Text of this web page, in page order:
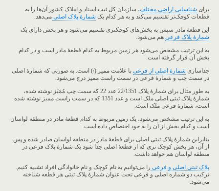
برای شناسایی اراضی مختلف، سازمان کل ثبت اسناد و املاک کشور آن‌ها را به
قطعات کوچک‌تر تقسیم می‌کند و به هر کدام یک شمارۀ پلاک اصلی می‌دهد.
این قطعۀ مادر سپس به بخش‌های کوچکتری تقسیم می‌شود و هر بخش دارای یک
شمارۀ پلاک فرعی هم می‌شود.
به این ترتیب مشخص می‌شود هر زمین مربوط به کدام قطعۀ مادر است و در کدام
بخش آن قرار گرفته است.
جداسازی شمارۀ اصلی از فرعی با علامت ممیز (/) است. به صورتی که شمارۀ اصلی
در سمت چپ و شمارۀ فرعی در سمت راست ممیز درج می‌شود.
به طور مثال برای شمارۀ پلاک 22/1351 عدد 22 که سمت چپ مُمَیَز نوشته شده،
شمارۀ پلاک ثبتی اصلی ملک است و عدد 1351 که در سمت راست ممیز نوشته شده
است، شمارۀ فرعی ملک است.
به این ترتیب مشخص می‌شود، یک زمین مربوط به کدام قطعۀ مادر در منطقه لواسان
است و کدام بخش از آن را به خود اختصاص داده است.
بنابراین شمارۀ پلاک ثبتی اصلی برای قطعۀ مادر در منطقه لواسان صادر شده و پس
از آن، هر بخش کوچک تری که از قطعۀ اصلی جدا شود یک شمارۀ پلاک فرعی در
منطقه لواسان هم خواهد داشت.
پلاک ثبتی اصلی و فرعی را می‌توانیم به نام کوچک و نام خانوادگی افراد تشبیه کنیم.
ترکیب دو شماره اصلی و فرعی تحت عنوان شمارۀ پلاک ثبتی هر قطعه شناخته
می‌شود.